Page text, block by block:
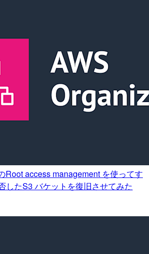
Root access management を使ってす
したS3 バケットを復旧させてみた